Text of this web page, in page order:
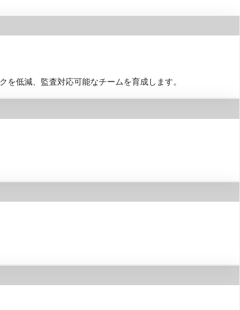
低減、監査対応可能なチームを育成します。